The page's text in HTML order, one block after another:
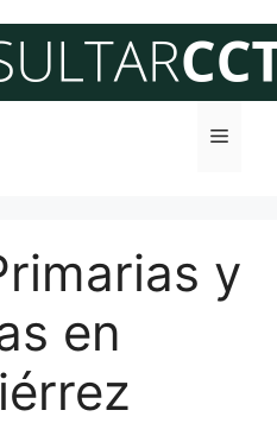
Menú
y
en